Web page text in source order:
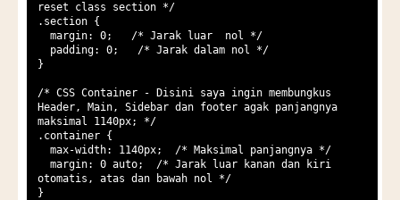
reset class section */
.section {
}
/* CSS Container - Disini saya ingin membungkus
Header, Main, Sidebar dan footer agak panjangnya
maksimal 1140px; */
.container {
otomatis, atas dan bawah nol */
}